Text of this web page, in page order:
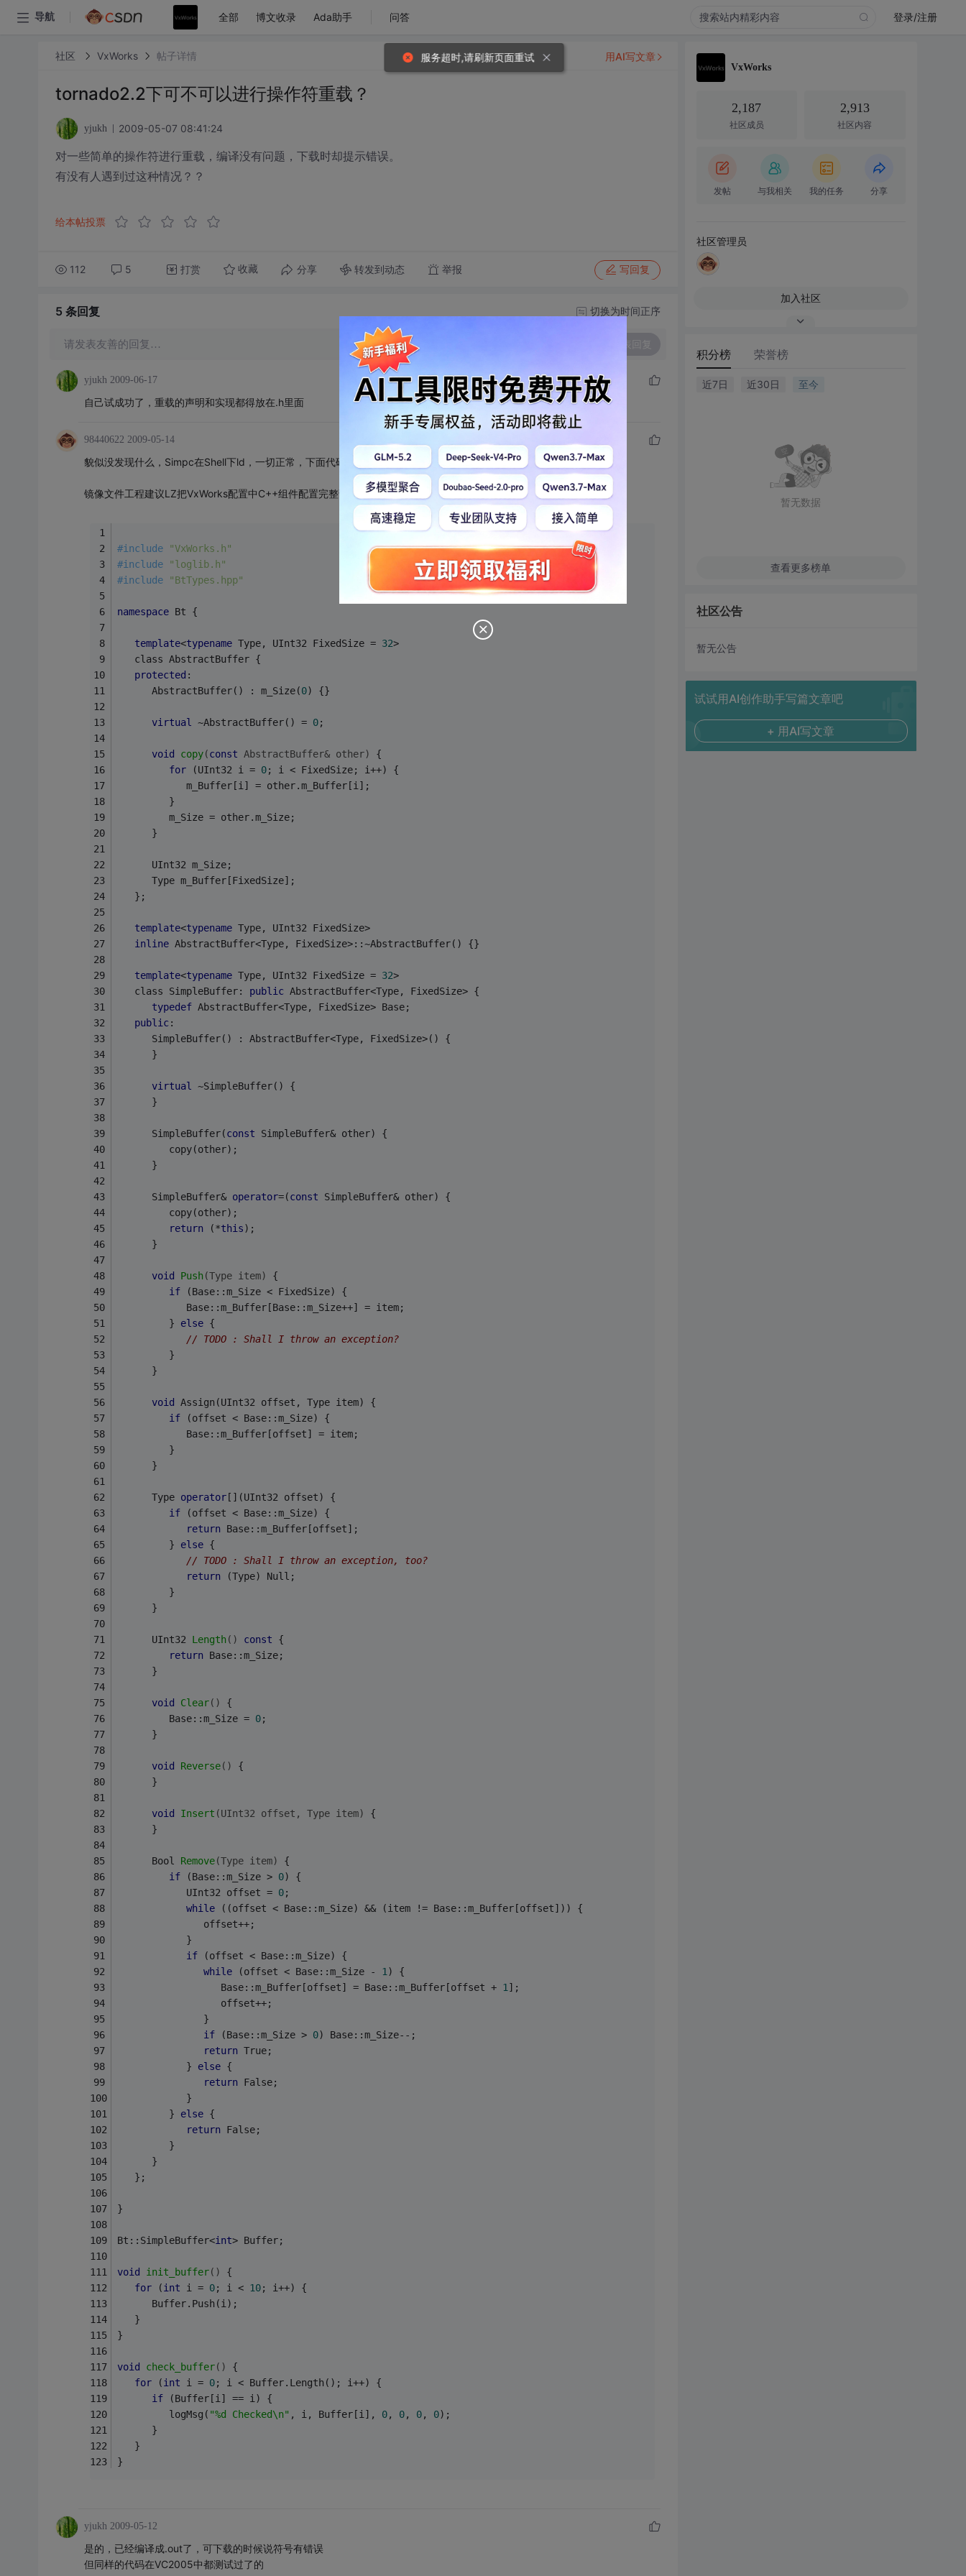
导航 全部 博文收录 Ada助手 问答 登录/注册
社区 VxWorks 帖子详情
tornado2.2下可不可以进行操作符重载？
yjukh 2009-05-07 08:41:24
对一些简单的操作符进行重载，编译没有问题，下载时却提示错误。
有没有人遇到过这种情况？？
给本帖投票
112 5 打赏 收藏 分享 转发到动态 举报 写回复
用AI写文章
5 条回复 切换为时间正序
请发表友善的回复…
yjukh 2009-06-17
自己试成功了，重载的声明和实现都得放在.h里面
98440622 2009-05-14
貌似没发现什么，Simpc在Shell下ld，一切正常，下面代码仅供参考:)
镜像文件工程建议LZ把VxWorks配置中C++组件配置完整试试看。
#include
"VxWorks.h"
#include
"loglib.h"
#include "BtTypes.hpp"
namespace Bt {
template<typename Type, UInt32 FixedSize = 32>
   class AbstractBuffer {
protected :
      AbstractBuffer() : m_Size(
0) {}
virtual ~AbstractBuffer() = 0;
void copy(const AbstractBuffer& other)
{
for (UInt32 i = 0; i < FixedSize; i++) {
            m_Buffer[i] = other.m_Buffer[i];
         }
         m_Size = other.m_Size;
      }
      UInt32 m_Size;
      Type m_Buffer[FixedSize];
   };
template<typename Type, UInt32 FixedSize>
inline AbstractBuffer<Type, FixedSize>::~AbstractBuffer() {}
template<typename Type, UInt32 FixedSize = 32>
   class SimpleBuffer:
public AbstractBuffer<Type, FixedSize> {
typedef AbstractBuffer<Type, FixedSize> Base;
public:
      SimpleBuffer() : AbstractBuffer<Type, FixedSize>() {
      }
virtual
~SimpleBuffer() {
      }
      SimpleBuffer(
const SimpleBuffer& other) {
         copy(other);
      }
      SimpleBuffer&
operator=(const SimpleBuffer& other) {
         copy(other);
return (*this);
      }
void Push(Type item)
{
if (Base::m_Size < FixedSize) {
            Base::m_Buffer[Base::m_Size++] = item;
         }
else {
// TODO : Shall I throw an exception?
         }
      }
void Assign(UInt32 offset, Type item) {
if (offset < Base::m_Size) {
            Base::m_Buffer[offset] = item;
         }
      }
      Type
operator[](UInt32 offset) {
if (offset < Base::m_Size) {
return Base::m_Buffer[offset];
         }
else {
// TODO : Shall I throw an exception, too?
return (Type) Null;
         }
      }
UInt32 Length() const
{
return Base::m_Size;
      }
void Clear()
{
         Base::m_Size =
0;
      }
void Reverse()
{
      }
void Insert (UInt32 offset, Type item)
{
      }
Bool Remove(Type item)
{
if (Base::m_Size > 0) {
            UInt32 offset =
0;
while ((offset < Base::m_Size) && (item != Base::m_Buffer[offset])) {
               offset++;
            }
if (offset < Base::m_Size) {
while (offset < Base::m_Size - 1 ) {
                  Base::m_Buffer[offset] = Base::m_Buffer[offset +
1 ];
                  offset++;
               }
if (Base::m_Size > 0) Base::m_Size--;
return True;
            }
else {
return False;
            }
         }
else {
return False;
         }
      }
   };
}
Bt::SimpleBuffer<int> Buffer;
void init_buffer()
{
for (int i = 0; i < 10; i++) {
      Buffer.Push(i);
   }
}
void check_buffer()
{
for (int i = 0; i < Buffer.Length(); i++) {
if (Buffer[i] == i) {
         logMsg(
"%d Checked\n" , i, Buffer[i], 0, 0, 0, 0);
      }
   }
}
yjukh 2009-05-12
是的，已经编译成.out了，可下载的时候说符号有错误
但同样的代码在VC2005中都测试过了的
VxWorks
2,187
社区成员
2,913
社区内容
发帖 与我相关 我的任务 分享
社区管理员
加入社区
积分榜 荣誉榜
近7日 近30日 至今
暂无数据
查看更多榜单
社区公告
暂无公告
试试用AI创作助手写篇文章吧
+ 用AI写文章
服务超时,请刷新页面重试